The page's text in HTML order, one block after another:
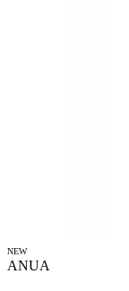
NEW
ANUA